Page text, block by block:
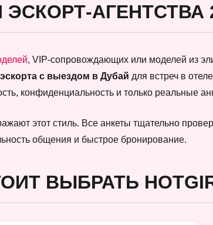
АГЕНТСТВА
, VIP-сопровождающих или моделей из
с выездом в Дубай для встреч в
конфиденциальность и только реальные
этот стиль. Все анкеты тщательно
общения и быстрое бронирование.
ВЫБРАТЬ